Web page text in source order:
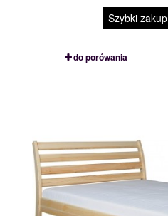
Szybki zakup
do porówania